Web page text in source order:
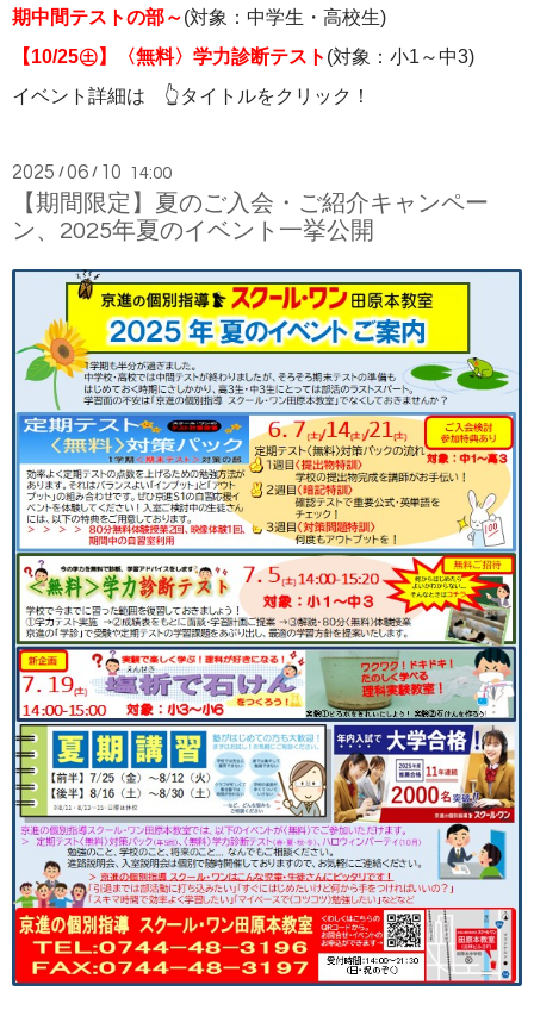
期中間テストの部～(対象：中学生・高校生)
【10/25㊏】〈無料〉学力診断テスト (対象：小1～中3)
イベント詳細は 👆タイトルをクリック！
2025 /06 / 10 14:00
【期間限定】夏のご入会・ご紹介キャンペー
ン、2025年夏のイベント一挙公開